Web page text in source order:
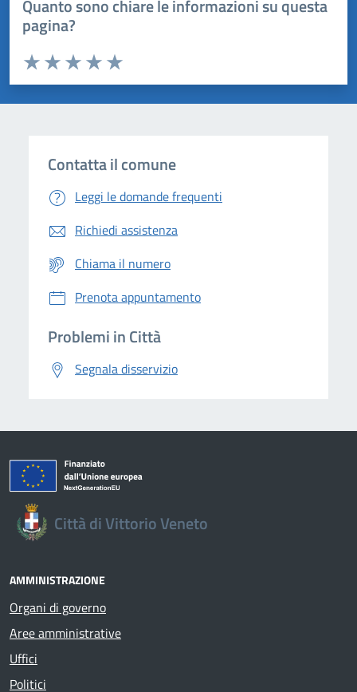
Quanto sono chiare le informazioni su questa
pagina?
Domanda
Valuta da 1 a 5 stelle la pagina
Valuta 5 stelle su 5
Valuta 4 stelle su 5
Valuta 3 stelle su 5
Valuta 2 stelle su 5
Valuta 1 stelle su 5
Contatta il comune
Leggi le domande frequenti
Richiedi assistenza
Chiama il numero
Prenota appuntamento
Problemi in Città
Segnala disservizio
Città di Vittorio Veneto
AMMINISTRAZIONE
Organi di governo
Aree amministrative
Uffici
Politici